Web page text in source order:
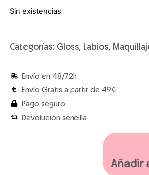
Sin existencias
Categorías: Gloss, Labios,
Envío en 48/72h
Envío Gratis a partir de 49€
Pago seguro
Devolución sencilla
Añadir